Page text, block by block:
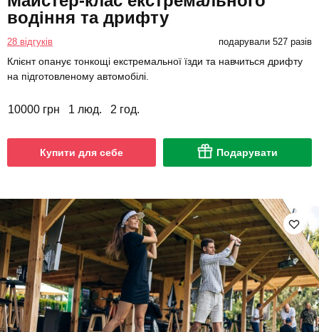
водіння та дрифту
28 відгуків подарували 527 разів
Клієнт опанує тонкощі екстремальної їзди та навчиться дрифту
на підготовленому автомобілі.
10000 грн 1 люд. 2 год.
Купити для себе Подарувати